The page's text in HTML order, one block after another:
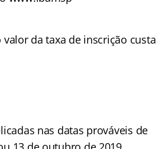
da taxa de inscrição custa
nas datas prováveis de